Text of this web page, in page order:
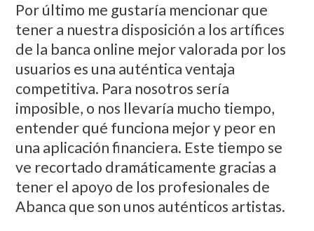
Por último me gustaría mencionar que
tener a nuestra disposición a los artífices
de la banca online mejor valorada por los
usuarios es una auténtica ventaja
competitiva. Para nosotros sería
imposible, o nos llevaría mucho tiempo,
entender qué funciona mejor y peor en
una aplicación financiera. Este tiempo se
ve recortado dramáticamente gracias a
tener el apoyo de los profesionales de
Abanca que son unos auténticos artistas.